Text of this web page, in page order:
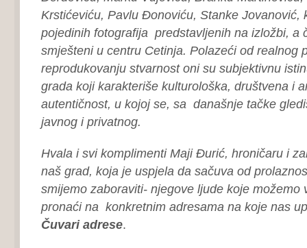
Krstićeviću, Pavlu Đonoviću, Stanke Jovanović,
pojedinih fotografija predstavljenih na izložbi, a
smješteni u centru Cetinja. Polazeći od realnog
reprodukovanju stvarnost oni su subjektivnu
grada koji karakteriše kulturološka, društvena i
autentičnost, u kojoj se, sa današnje tačke
javnog i privatnog.
Hvala i svi komplimenti Maji Đurić, hroničaru i
naš grad, koja je uspjela da sačuva od
smijemo zaboraviti- njegove ljude koje možemo
pronaći na konkretnim adresama na koje nas
Čuvari adrese.